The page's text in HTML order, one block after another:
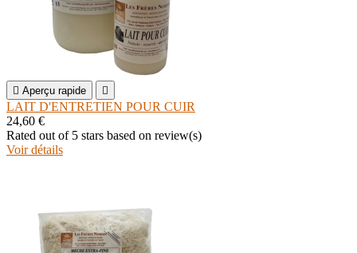
 Aperçu rapide 
LAIT D'ENTRETIEN POUR CUIR
24,60 €
Rated out of 5 stars based on review(s)
Voir détails